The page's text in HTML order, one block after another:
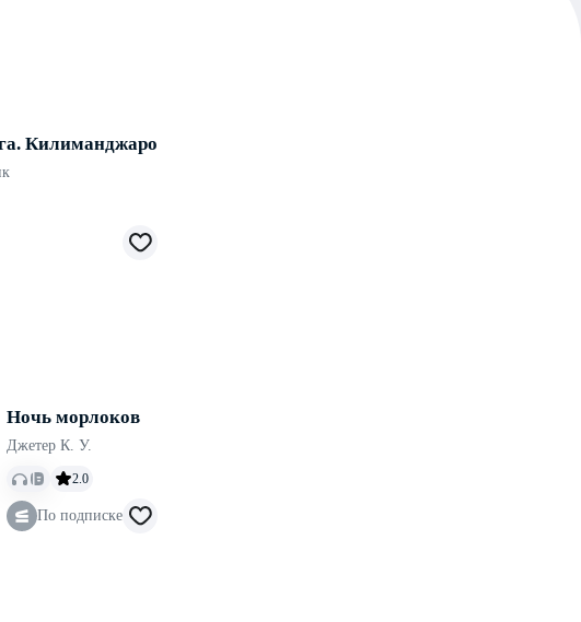
Килиманджаро
Ночь морлоков
Джетер К. У.
2.0
По подписке